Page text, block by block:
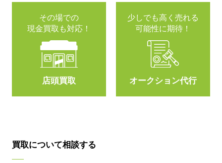
その場での
現金買取も対応！
店頭買取
少しでも高く売れる
可能性に期待！
オークション代行
買取について相談する